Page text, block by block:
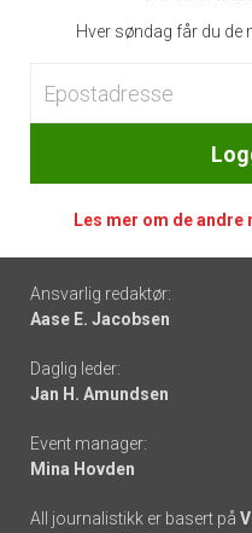
Hver søndag får du de
Les mer om de andre
Footer
-
links
Ansvarlig redaktør:
Aase E. Jacobsen
Daglig leder:
Jan H. Amundsen
Event manager:
Mina Hovden
All journalistikk er basert på